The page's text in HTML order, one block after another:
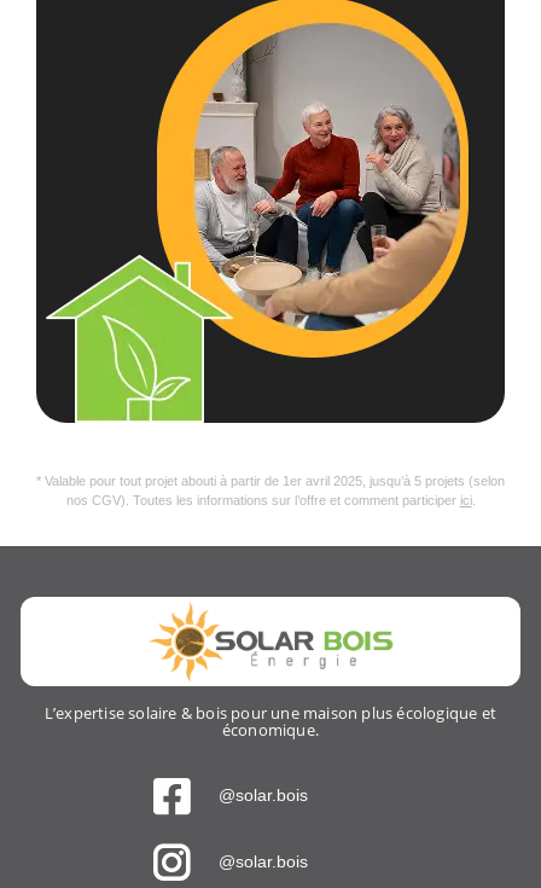
* Valable pour tout projet abouti à partir de 1er avril 2025, jusqu’à 5 projets (selon
nos CGV). Toutes les informations sur l’offre et comment participer ici.
L’expertise solaire & bois pour une maison plus écologique et
économique.
@solar.bois
@solar.bois